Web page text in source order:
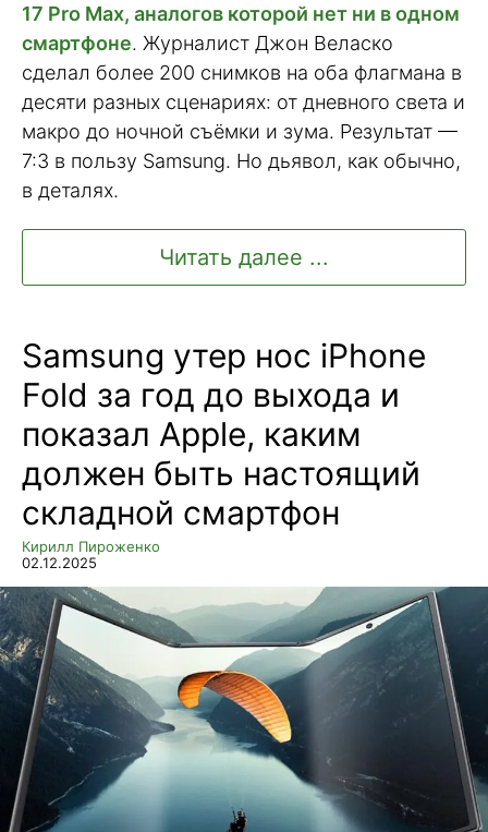
17 Pro Max, аналогов которой нет ни в одном
смартфоне. Журналист Джон Веласко
сделал более 200 снимков на оба флагмана в
десяти разных сценариях: от дневного света и
макро до ночной съёмки и зума. Результат —
7:3 в пользу Samsung. Но дьявол, как обычно,
в деталях.
Читать далее ...
Samsung утер нос iPhone
Fold за год до выхода и
показал Apple, каким
должен быть настоящий
складной смартфон
Кирилл Пироженко
02.12.2025